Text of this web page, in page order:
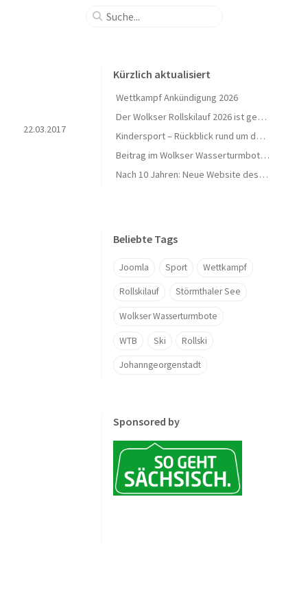
22.03.2017
Kürzlich aktualisiert
Wettkampf Ankündigung 2026
Der Wolkser Rollskilauf 2026 ist geschafft – Ein herzliches Dankeschön!
Kindersport – Rückblick rund um den Herbst 🍁
Beitrag im Wolkser Wasserturmbote (Ausgabe 2025/09)
Nach 10 Jahren: Neue Website des L58-Ski geht online 🎉
Beliebte Tags
Joomla Sport Wettkampf
Rollskilauf Störmthaler See
Wolkser Wasserturmbote
WTB Ski Rollski
Johanngeorgenstadt
Sponsored by